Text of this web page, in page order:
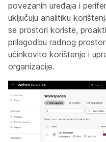
povezanih uređaja i
uključuju analitiku
se prostori koriste,
prilagodbu radnog
učinkovito korištenje i
organizacije.